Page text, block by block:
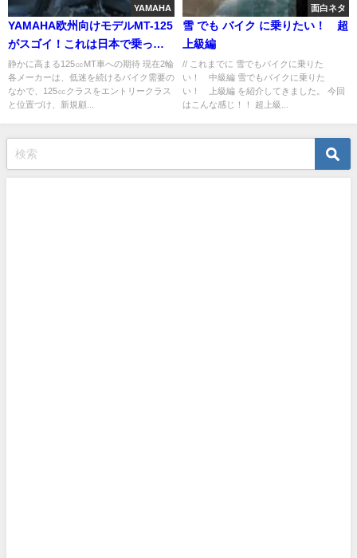
YAMAHA
YAMAHA欧州向けモデルMT-125
がスゴイ！これは日本で乗って
みたいかも
静かに高まる125㏄MT車への期待 現在2輪
各メーカーは、低迷を続けるバイク需要の
なかで、125㏄クラスをエントリークラス
と位置づけ、新規顧...
面白ネタ
雪 でも バイク に乗りたい！ 超
上級編
// これまでに 雪でもバイクに乗りた
い！ 中級編 雪でもバイクに乗りた
い！ 上級編 を紹介してきました。 今回
はこんな感じ！！ 超上級...